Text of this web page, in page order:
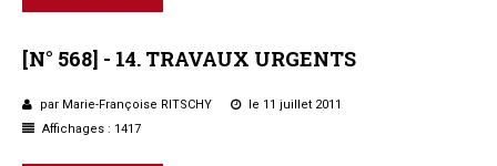
[N° 568] - 14. TRAVAUX URGENTS
par Marie-Françoise RITSCHY
le 11 juillet 2011
Affichages : 1417